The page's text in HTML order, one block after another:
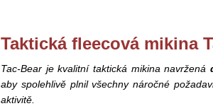
Taktická fleecová mikina
Tac-Bear je kvalitní taktická mikina navržená
aby spolehlivě plnil všechny náročné
aktivitě.